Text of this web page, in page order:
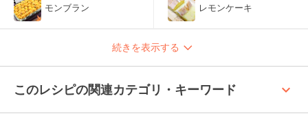
モンブラン レモンケーキ
続きを表示する
このレシピの関連カテゴリ・キーワード keyboard_arrow_up